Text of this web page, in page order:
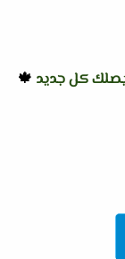
يصلك كل جديد 🍁